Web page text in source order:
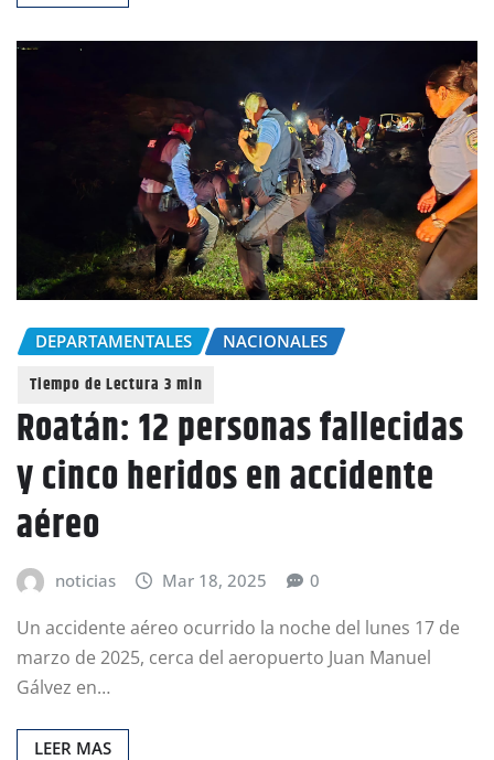
DEPARTAMENTALES NACIONALES
Roatán: 12 personas fallecidas
y cinco heridos en accidente
aéreo
noticias Mar 18, 2025 0
Un accidente aéreo ocurrido la noche del lunes 17 de
marzo de 2025, cerca del aeropuerto Juan Manuel
Gálvez en…
LEER MAS